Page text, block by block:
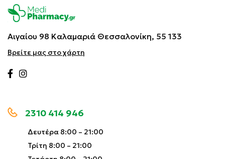
Αιγαίου 98 Καλαμαριά Θεσσαλονίκη, 55 133
Βρείτε μας στο χάρτη
2310 414 946
Δευτέρα 8:00 – 21:00
Τρίτη 8:00 – 21:00